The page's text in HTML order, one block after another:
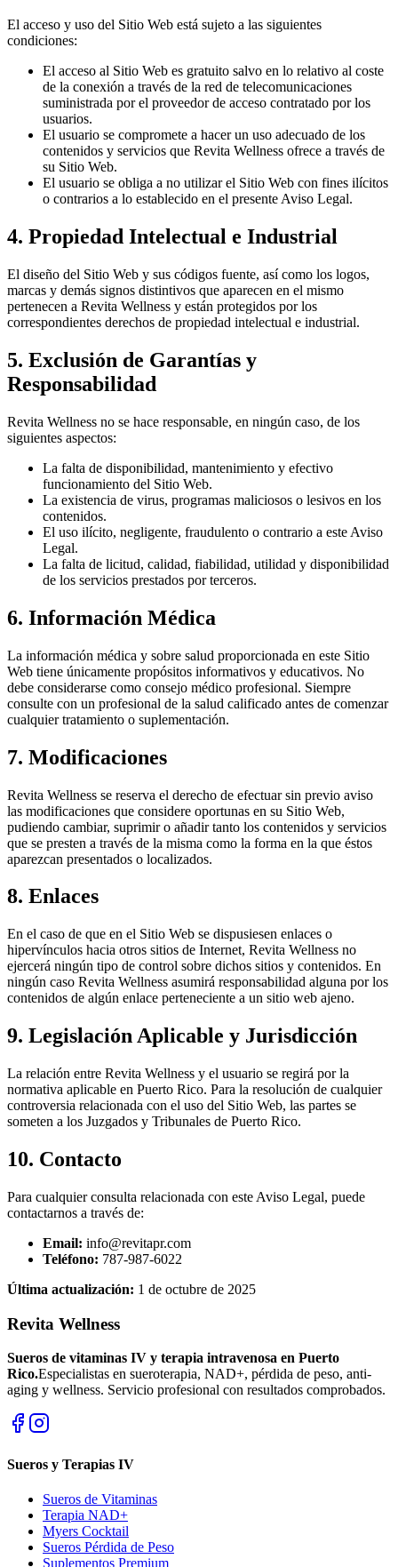
El acceso y uso del Sitio Web está sujeto a las siguientes
condiciones:
El acceso al Sitio Web es gratuito salvo en lo relativo al coste
de la conexión a través de la red de telecomunicaciones
suministrada por el proveedor de acceso contratado por los
usuarios.
El usuario se compromete a hacer un uso adecuado de los
contenidos y servicios que Revita Wellness ofrece a través de
su Sitio Web.
El usuario se obliga a no utilizar el Sitio Web con fines ilícitos
o contrarios a lo establecido en el presente Aviso Legal.
4. Propiedad Intelectual e Industrial
El diseño del Sitio Web y sus códigos fuente, así como los logos,
marcas y demás signos distintivos que aparecen en el mismo
pertenecen a Revita Wellness y están protegidos por los
correspondientes derechos de propiedad intelectual e industrial.
5. Exclusión de Garantías y
Responsabilidad
Revita Wellness no se hace responsable, en ningún caso, de los
siguientes aspectos:
La falta de disponibilidad, mantenimiento y efectivo
funcionamiento del Sitio Web.
La existencia de virus, programas maliciosos o lesivos en los
contenidos.
El uso ilícito, negligente, fraudulento o contrario a este Aviso
Legal.
La falta de licitud, calidad, fiabilidad, utilidad y disponibilidad
de los servicios prestados por terceros.
6. Información Médica
La información médica y sobre salud proporcionada en este Sitio
Web tiene únicamente propósitos informativos y educativos. No
debe considerarse como consejo médico profesional. Siempre
consulte con un profesional de la salud calificado antes de comenzar
cualquier tratamiento o suplementación.
7. Modificaciones
Revita Wellness se reserva el derecho de efectuar sin previo aviso
las modificaciones que considere oportunas en su Sitio Web,
pudiendo cambiar, suprimir o añadir tanto los contenidos y servicios
que se presten a través de la misma como la forma en la que éstos
aparezcan presentados o localizados.
8. Enlaces
En el caso de que en el Sitio Web se dispusiesen enlaces o
hipervínculos hacia otros sitios de Internet, Revita Wellness no
ejercerá ningún tipo de control sobre dichos sitios y contenidos. En
ningún caso Revita Wellness asumirá responsabilidad alguna por los
contenidos de algún enlace perteneciente a un sitio web ajeno.
9. Legislación Aplicable y Jurisdicción
La relación entre Revita Wellness y el usuario se regirá por la
normativa aplicable en Puerto Rico. Para la resolución de cualquier
controversia relacionada con el uso del Sitio Web, las partes se
someten a los Juzgados y Tribunales de Puerto Rico.
10. Contacto
Para cualquier consulta relacionada con este Aviso Legal, puede
contactarnos a través de:
Email: info@revitapr.com
Teléfono: 787-987-6022
Última actualización: 1 de octubre de 2025
Revita Wellness
Sueros de vitaminas IV y terapia intravenosa en Puerto
Rico.Especialistas en sueroterapia, NAD+, pérdida de peso, anti-
aging y wellness. Servicio profesional con resultados comprobados.
Sueros y Terapias IV
Sueros de Vitaminas
Terapia NAD+
Myers Cocktail
Sueros Pérdida de Peso
Suplementos Premium